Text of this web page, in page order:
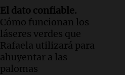
El dato confiable.
Cómo funcionan los
láseres verdes que
Rafaela utilizará para
ahuyentar a las
palomas